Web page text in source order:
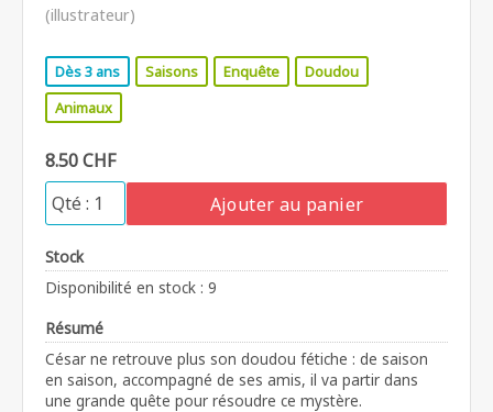
(illustrateur)
Dès 3 ans Saisons Enquête
Doudou
Animaux
8.50 CHF
Ajouter au panier
Stock
Disponibilité en stock : 9
Résumé
César ne retrouve plus son doudou fétiche : de saison
en saison, accompagné de ses amis, il va partir dans
une grande quête pour résoudre ce mystère.